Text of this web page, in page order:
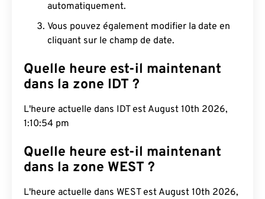
automatiquement.
Vous pouvez également modifier la date en
cliquant sur le champ de date.
Quelle heure est-il maintenant
dans la zone IDT ?
L'heure actuelle dans IDT est August 10th 2026,
1:10:55 pm
Quelle heure est-il maintenant
dans la zone WEST ?
L'heure actuelle dans WEST est August 10th 2026,